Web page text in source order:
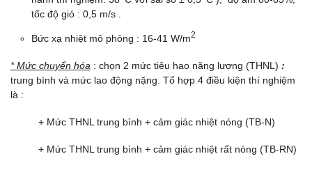
tốc độ gió : 0,5 m/s .
Bức xạ nhiệt mô phỏng : 16-41 W/m2
* Mức chuyển hóa : chọn 2 mức tiêu hao năng lượng (THNL) :
trung bình và mức lao động nặng. Tổ hợp 4 điều kiện thí nghiệm
là :
+ Mức THNL trung bình + cảm giác nhiệt nóng (TB-N)
+ Mức THNL trung bình + cảm giác nhiệt rất nóng (TB-RN)